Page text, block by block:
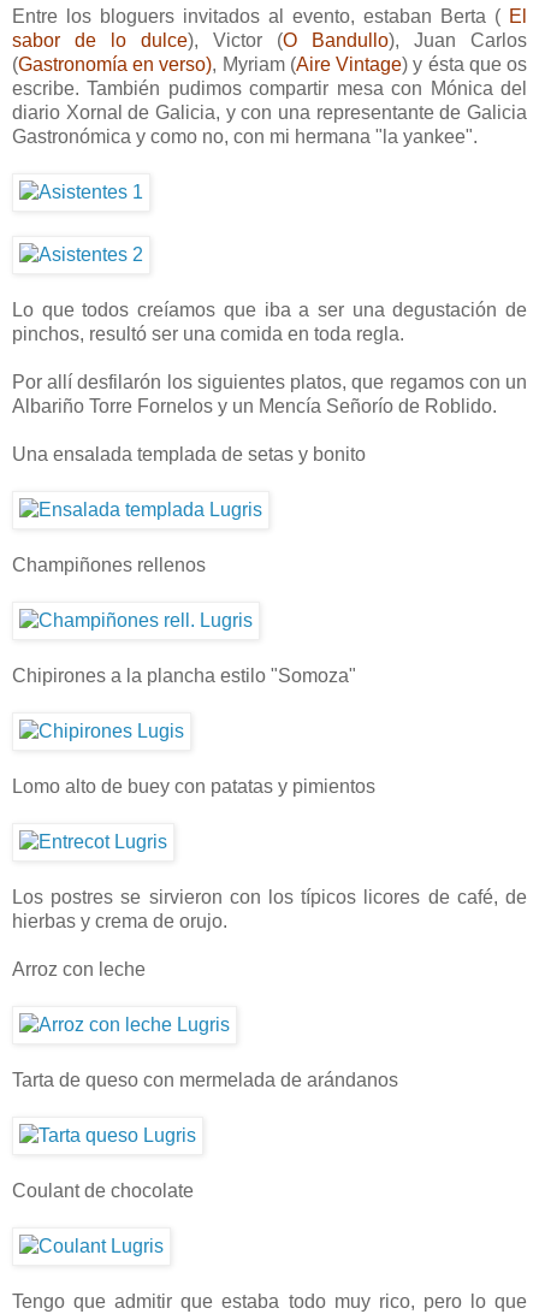
Entre los bloguers invitados al evento, estaban Berta ( El
sabor de lo dulce), Victor (O Bandullo), Juan Carlos
(Gastronomía en verso), Myriam (Aire Vintage) y ésta que os
escribe. También pudimos compartir mesa con Mónica del
diario Xornal de Galicia, y con una representante de Galicia
Gastronómica y como no, con mi hermana "la yankee".
Lo que todos creíamos que iba a ser una degustación de
pinchos, resultó ser una comida en toda regla.
Por allí desfilarón los siguientes platos, que regamos con un
Albariño Torre Fornelos y un Mencía Señorío de Roblido.
Una ensalada templada de setas y bonito
Champiñones rellenos
Chipirones a la plancha estilo "Somoza"
Lomo alto de buey con patatas y pimientos
Los postres se sirvieron con los típicos licores de café, de
hierbas y crema de orujo.
Arroz con leche
Tarta de queso con mermelada de arándanos
Coulant de chocolate
Tengo que admitir que estaba todo muy rico, pero lo que